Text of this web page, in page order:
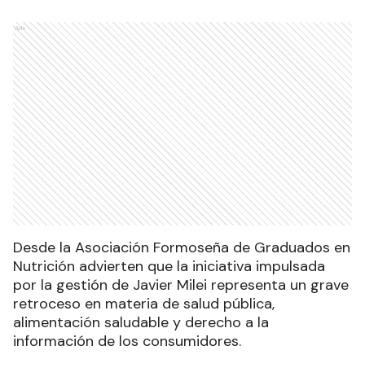
Ads
Desde la Asociación Formoseña de Graduados en
Nutrición advierten que la iniciativa impulsada
por la gestión de Javier Milei representa un grave
retroceso en materia de salud pública,
alimentación saludable y derecho a la
información de los consumidores.